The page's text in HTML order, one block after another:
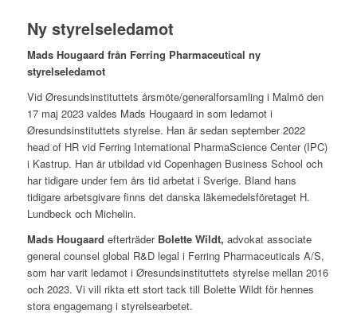
Ny styrelseledamot
Mads Hougaard från Ferring Pharmaceutical ny
styrelseledamot
Vid Øresundsinstituttets årsmöte/generalforsamling i Malmö den
17 maj 2023 valdes Mads Hougaard in som ledamot i
Øresundsinstituttets styrelse. Han är sedan september 2022
head of HR vid Ferring International PharmaScience Center (IPC)
i Kastrup. Han är utbildad vid Copenhagen Business School och
har tidigare under fem års tid arbetat i Sverige. Bland hans
tidigare arbetsgivare finns det danska läkemedelsföretaget H.
Lundbeck och Michelin.
Mads Hougaard efterträderBolette Wildt, advokat associate
general counsel global R&D legal i Ferring Pharmaceuticals A/S,
som har varit ledamot i Øresundsinstituttets styrelse mellan 2016
och 2023. Vi vill rikta ett stort tack till Bolette Wildt för hennes
stora engagemang i styrelsearbetet.